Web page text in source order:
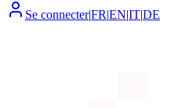
Se connecter|FR|EN|IT|DE